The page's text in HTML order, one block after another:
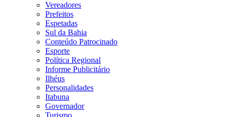
Vereadores
Prefeitos
Espetadas
Sul da Bahia
Conteúdo Patrocinado
Esporte
Política Regional
Informe Publicitário
Ilhéus
Personalidades
Itabuna
Governador
Turismo